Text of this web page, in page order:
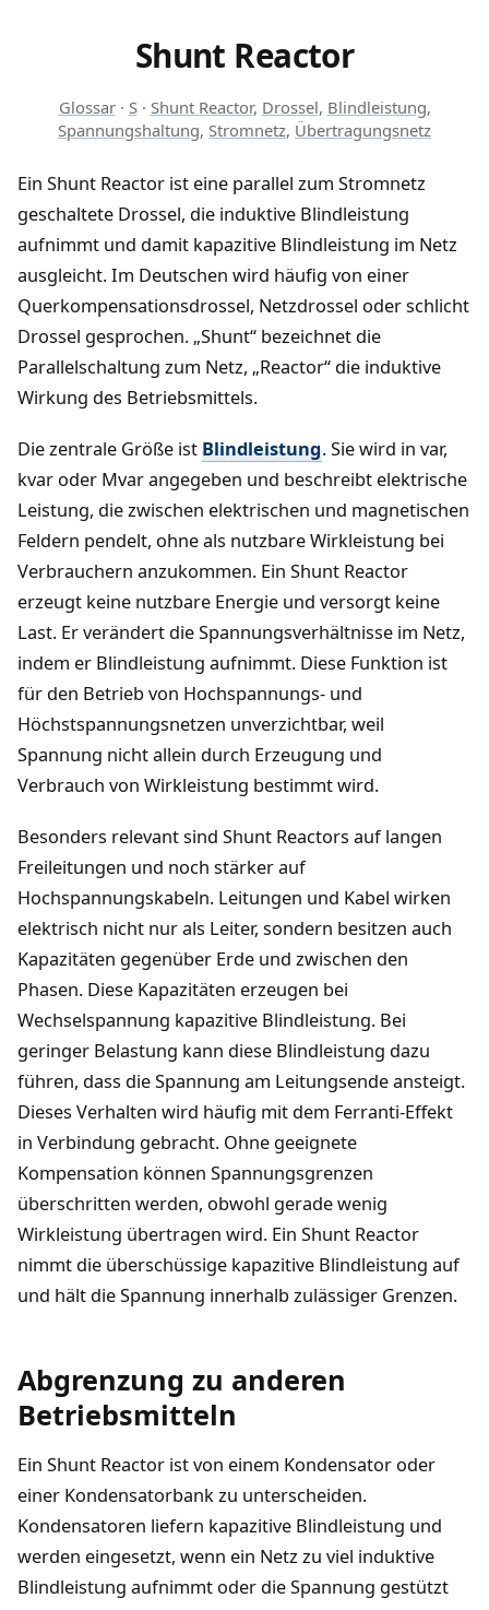
Shunt Reactor
Glossar· S· Shunt Reactor, Drossel, Blindleistung,
Spannungshaltung, Stromnetz, Übertragungsnetz
Ein Shunt Reactor ist eine parallel zum Stromnetz
geschaltete Drossel, die induktive Blindleistung
aufnimmt und damit kapazitive Blindleistung im Netz
ausgleicht. Im Deutschen wird häufig von einer
Querkompensationsdrossel, Netzdrossel oder schlicht
Drossel gesprochen. „Shunt“ bezeichnet die
Parallelschaltung zum Netz, „Reactor“ die induktive
Wirkung des Betriebsmittels.
Die zentrale Größe ist Blindleistung. Sie wird in var,
kvar oder Mvar angegeben und beschreibt elektrische
Leistung, die zwischen elektrischen und magnetischen
Feldern pendelt, ohne als nutzbare Wirkleistung bei
Verbrauchern anzukommen. Ein Shunt Reactor
erzeugt keine nutzbare Energie und versorgt keine
Last. Er verändert die Spannungsverhältnisse im Netz,
indem er Blindleistung aufnimmt. Diese Funktion ist
für den Betrieb von Hochspannungs- und
Höchstspannungsnetzen unverzichtbar, weil
Spannung nicht allein durch Erzeugung und
Verbrauch von Wirkleistung bestimmt wird.
Besonders relevant sind Shunt Reactors auf langen
Freileitungen und noch stärker auf
Hochspannungskabeln. Leitungen und Kabel wirken
elektrisch nicht nur als Leiter, sondern besitzen auch
Kapazitäten gegenüber Erde und zwischen den
Phasen. Diese Kapazitäten erzeugen bei
Wechselspannung kapazitive Blindleistung. Bei
geringer Belastung kann diese Blindleistung dazu
führen, dass die Spannung am Leitungsende ansteigt.
Dieses Verhalten wird häufig mit dem Ferranti-Effekt
in Verbindung gebracht. Ohne geeignete
Kompensation können Spannungsgrenzen
überschritten werden, obwohl gerade wenig
Wirkleistung übertragen wird. Ein Shunt Reactor
nimmt die überschüssige kapazitive Blindleistung auf
und hält die Spannung innerhalb zulässiger Grenzen.
Abgrenzung zu anderen
Betriebsmitteln
Ein Shunt Reactor ist von einem Kondensator oder
einer Kondensatorbank zu unterscheiden.
Kondensatoren liefern kapazitive Blindleistung und
werden eingesetzt, wenn ein Netz zu viel induktive
Blindleistung aufnimmt oder die Spannung gestützt